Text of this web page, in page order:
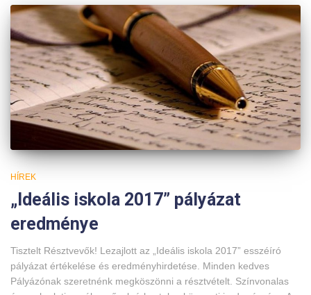
HÍREK
„Ideális iskola 2017” pályázat
eredménye
Tisztelt Résztvevők! Lezajlott az „Ideális iskola 2017” esszéíró
pályázat értékelése és eredményhirdetése. Minden kedves
Pályázónak szeretnénk megköszönni a résztvételt. Színvonalas